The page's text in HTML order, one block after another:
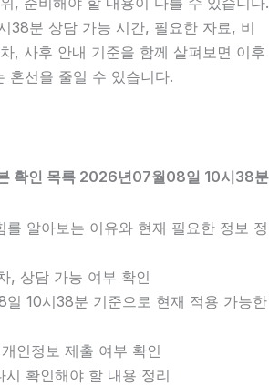
38분 상담 가능 시간, 필요한 자료, 비
, 사후 안내 기준을 함께 살펴보면 이후
혼선을 줄일 수 있습니다.
확인 목록 2026년07월08일 10시38분
를 알아보는 이유와 현재 필요한 정보 정
, 상담 가능 여부 확인
10시38분 기준으로 현재 적용 가능한
인정보 제출 여부 확인
시 확인해야 할 내용 정리